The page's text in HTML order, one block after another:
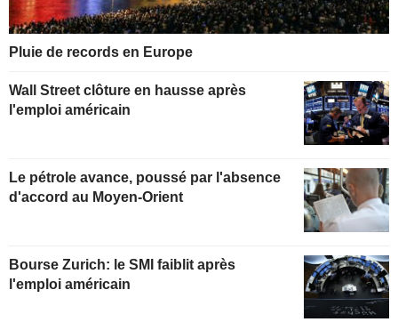
Pluie de records en Europe
Wall Street clôture en hausse après
l'emploi américain
Le pétrole avance, poussé par l'absence
d'accord au Moyen-Orient
Bourse Zurich: le SMI faiblit après
l'emploi américain